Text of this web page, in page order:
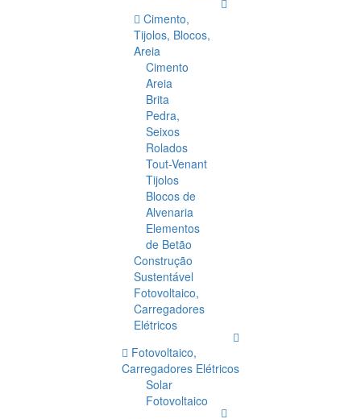
Cimento,
Tijolos, Blocos,
Areia
Cimento
Areia
Brita
Pedra,
Seixos
Rolados
Tout-Venant
Tijolos
Blocos de
Alvenaria
Elementos
de Betão
Construção
Sustentável
Fotovoltaico,
Carregadores
Elétricos
Fotovoltaico,
Carregadores Elétricos
Solar
Fotovoltaico